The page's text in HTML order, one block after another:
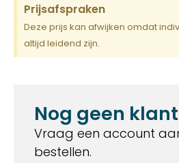
Prijsafspraken
Deze prijs kan afwijken omdat
altijd leidend zijn.
Nog geen
Vraag een account
bestellen.